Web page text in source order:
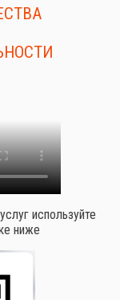
используйте
ниже